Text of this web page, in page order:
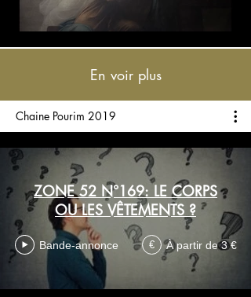
En voir plus
Chaine Pourim 2019
ZONE 52 N°169: LE CORPS
OU LES VÊTEMENTS ?
Bande-annonce € À partir de 3 €